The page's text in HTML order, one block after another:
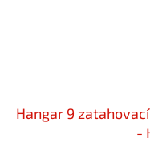
Hangar 9
-